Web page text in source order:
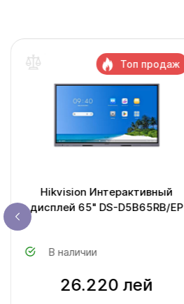
Hikvision Интерактивный
дисплей 65" DS-D5B65RB/EP
В наличии
26.220 лей
Топ продаж